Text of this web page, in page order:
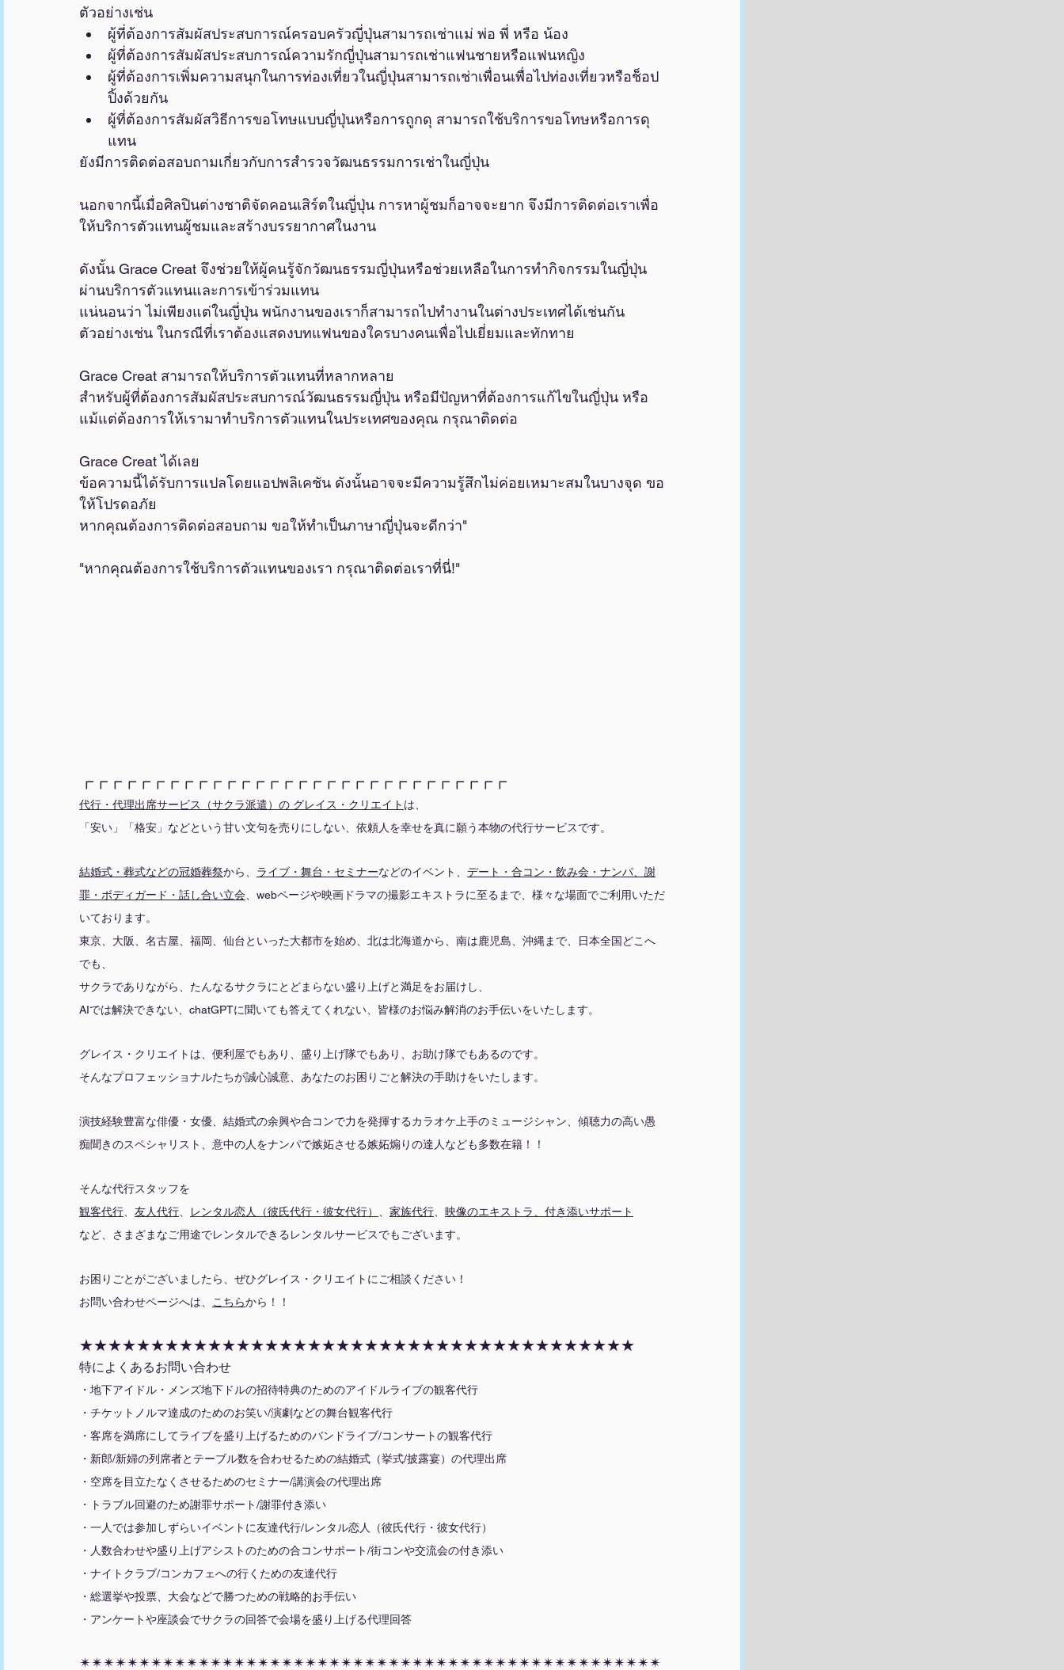
ตัวอย่างเช่น
ผู้ที่ต้องการสัมผัสประสบการณ์ครอบครัวญี่ปุ่นสามารถเช่าแม่ พ่อ พี่ หรือ น้อง
ผู้ที่ต้องการสัมผัสประสบการณ์ความรักญี่ปุ่นสามารถเช่าแฟนชายหรือแฟนหญิง
ผู้ที่ต้องการเพิ่มความสนุกในการท่องเที่ยวในญี่ปุ่นสามารถเช่าเพื่อนเพื่อไปท่องเที่ยวหรือช็อป
ปิ้งด้วยกัน
ผู้ที่ต้องการสัมผัสวิธีการขอโทษแบบญี่ปุ่นหรือการถูกดุ สามารถใช้บริการขอโทษหรือการดุ
แทน
ยังมีการติดต่อสอบถามเกี่ยวกับการสำรวจวัฒนธรรมการเช่าในญี่ปุ่น
นอกจากนี้เมื่อศิลปินต่างชาติจัดคอนเสิร์ตในญี่ปุ่น การหาผู้ชมก็อาจจะยาก จึงมีการติดต่อเราเพื่อ
ให้บริการตัวแทนผู้ชมและสร้างบรรยากาศในงาน
ดังนั้น Grace Creat จึงช่วยให้ผู้คนรู้จักวัฒนธรรมญี่ปุ่นหรือช่วยเหลือในการทำกิจกรรมในญี่ปุ่น
ผ่านบริการตัวแทนและการเข้าร่วมแทน
แน่นอนว่า ไม่เพียงแต่ในญี่ปุ่น พนักงานของเราก็สามารถไปทำงานในต่างประเทศได้เช่นกัน
ตัวอย่างเช่น ในกรณีที่เราต้องแสดงบทแฟนของใครบางคนเพื่อไปเยี่ยมและทักทาย
Grace Creat สามารถให้บริการตัวแทนที่หลากหลาย
สำหรับผู้ที่ต้องการสัมผัสประสบการณ์วัฒนธรรมญี่ปุ่น หรือมีปัญหาที่ต้องการแก้ไขในญี่ปุ่น หรือ
แม้แต่ต้องการให้เรามาทำบริการตัวแทนในประเทศของคุณ กรุณาติดต่อ
Grace Creat ได้เลย
ข้อความนี้ได้รับการแปลโดยแอปพลิเคชัน ดังนั้นอาจจะมีความรู้สึกไม่ค่อยเหมาะสมในบางจุด ขอ
ให้โปรดอภัย
หากคุณต้องการติดต่อสอบถาม ขอให้ทำเป็นภาษาญี่ปุ่นจะดีกว่า"
"หากคุณต้องการใช้บริการตัวแทนของเรา กรุณาติดต่อเราที่นี่!"
┏┏┏┏┏┏┏┏┏┏┏┏┏┏┏┏┏┏┏┏┏┏┏┏┏┏┏┏┏┏
代行・代理出席サービス（サクラ派遣）の グレイス・クリエイト は、
「安い」「格安」などという甘い文句を売りにしない、依頼人を幸せを真に願う本物の代行サービスです。
結婚式・葬式などの冠婚葬祭から、 ライブ・舞台 ・ セミナーなどのイベント、 デート・合コン・飲み会・ナンパ、謝
罪・ボディガード・話し合い立会 、webページや映画ドラマの撮影エキストラに至るまで、様々な場面でご利用いただ
いております。
東京、大阪、名古屋、福岡、仙台といった大都市を始め、北は北海道から、南は鹿児島、沖縄まで、日本全国どこへ
でも、
サクラでありながら、たんなるサクラにとどまらない盛り上げと満足をお届けし、
AIでは解決できない、chatGPTに聞いても答えてくれない、皆様のお悩み解消のお手伝いをいたします。
グレイス・クリエイトは、便利屋でもあり、盛り上げ隊でもあり、お助け隊でもあるのです。
そんなプロフェッショナルたちが誠心誠意、あなたのお困りごと解決の手助けをいたします。
演技経験豊富な俳優・女優、結婚式の余興や合コンで力を発揮するカラオケ上手のミュージシャン、傾聴力の高い愚
痴聞きのスペシャリスト、意中の人をナンパで嫉妬させる嫉妬煽りの達人なども多数在籍！！
そんな代行スタッフを
観客代行
友人代行 レンタル恋人（彼氏代行・彼女代行） 家族代行
映像のエキストラ、付き添いサポート
など、さまざまなご用途でレンタルできるレンタルサービスでもございます。
お困りごとがございましたら、ぜひグレイス・クリエイトにご相談ください！
お問い合わせページへは、
こちらから！！
★★★★★★★★★★★★★★★★★★★★★★★★★★★★★★★★★★★★★★★
特によくあるお問い合わせ
・地下アイドル・メンズ地下ドルの招待特典のためのアイドルライブの観客代行
・チケットノルマ達成のためのお笑い/演劇などの舞台観客代行
・客席を満席にしてライブを盛り上げるためのバンドライブ/コンサートの観客代行
・新郎/新婦の列席者とテーブル数を合わせるための結婚式（挙式/披露宴）の代理出席
・空席を目立たなくさせるためのセミナー/講演会の代理出席
・トラブル回避のため謝罪サポート/謝罪付き添い
・一人では参加しずらいイベントに友達代行/レンタル恋人（彼氏代行・彼女代行）
・人数合わせや盛り上げアシストのための合コンサポート/街コンや交流会の付き添い
・ナイトクラブ/コンカフェへの行くための友達代行
・総選挙や投票、大会などで勝つための戦略的お手伝い
・アンケートや座談会でサクラの回答で会場を盛り上げる代理回答
✴︎✴︎✴︎✴︎✴︎✴︎✴︎✴︎✴︎✴︎✴︎✴︎✴︎✴︎✴︎✴︎✴︎✴︎✴︎✴︎✴︎✴︎✴︎✴︎✴︎✴︎✴︎✴︎✴︎✴︎✴︎✴︎✴︎✴︎✴︎✴︎✴︎✴︎✴︎✴︎✴︎✴︎✴︎✴︎✴︎✴︎✴︎✴︎✴︎